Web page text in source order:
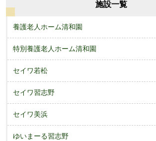
施設一覧
養護老人ホーム清和園
特別養護老人ホーム清和園
セイワ若松
セイワ習志野
セイワ美浜
ゆいまーる習志野